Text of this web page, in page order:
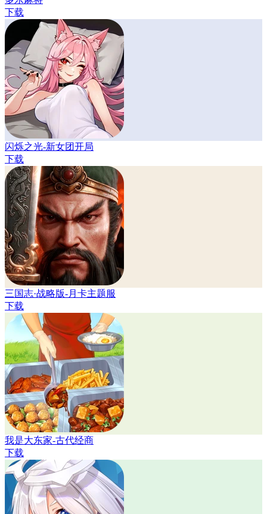
下载
闪烁之光-新女团开局
下载
三国志·战略版-月卡主题服
下载
我是大东家-古代经商
下载